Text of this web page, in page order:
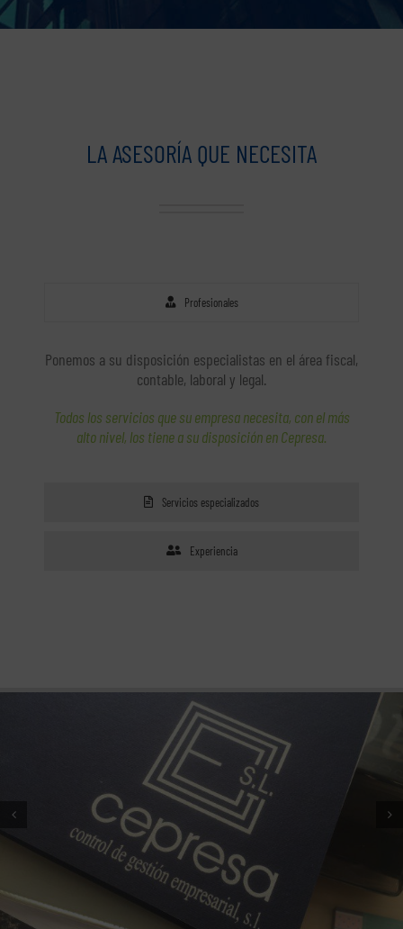
LA ASESORÍA QUE NECESITA
Profesionales
Ponemos a su disposición especialistas en el área fiscal,
contable, laboral y legal.
Todos los servicios que su empresa necesita, con el más
alto nivel, los tiene a su disposición en Cepresa.
Servicios especializados
Experiencia